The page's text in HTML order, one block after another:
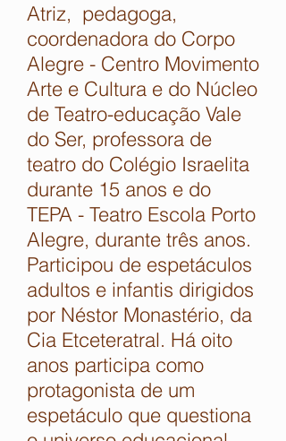
Atriz, pedagoga,
coordenadora do Corpo
Alegre - Centro Movimento
Arte e Cultura e do Núcleo
de Teatro-educação Vale
do Ser, professora de
teatro do Colégio Israelita
durante 15 anos e do
TEPA - Teatro Escola Porto
Alegre, durante três anos.
Participou de espetáculos
adultos e infantis dirigidos
por Néstor Monastério, da
Cia Etceteratral. Há oito
anos participa como
protagonista de um
espetáculo que questiona